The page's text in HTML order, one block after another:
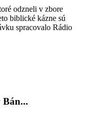
odzneli v zbore
biblické kázne sú
spracovalo Rádio
Bán...